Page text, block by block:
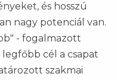
és hosszú
nagy potenciál van.
- fogalmazott
legfőbb cél a csapat
szakmai